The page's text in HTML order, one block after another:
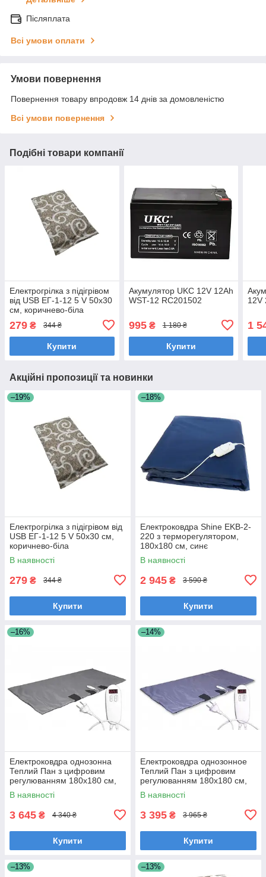
Післяплата
Всі умови оплати
Умови повернення
Повернення товару впродовж 14 днів за домовленістю
Всі умови повернення
Подібні товари компанії
Електрогрілка з підігрівом
від USB ЕГ-1-12 5 V 50х30
см, коричнево-біла
279 ₴ 344 ₴
Купити
Акумулятор UKC 12V 12Ah
WST-12 RC201502
995₴ 1 180 ₴
Купити
12V
1
Акційні пропозиції та новинки
–19%
Електрогрілка з підігрівом від
USB ЕГ-1-12 5 V 50х30 см,
коричнево-біла
В наявності
279 ₴ 344 ₴
Купити
–18%
Електроковдра Shine EKB-2-
220 з терморегулятором,
180x180 см, синє
В наявності
2 945 ₴ 3 590 ₴
Купити
–16%
Електроковдра однозонна
Теплий Пан з цифровим
регулюванням 180x180 см,
сіра
В наявності
3 645 ₴ 4 340 ₴
Купити
–14%
Електроковдра однозонное
Теплий Пан з цифровим
регулюванням 180x180 см,
синє
В наявності
3 395 ₴ 3 965 ₴
Купити
–13% –13%